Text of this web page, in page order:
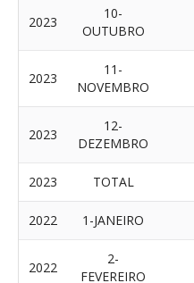
2023
10-
OUTUBRO
2023
11-
NOVEMBRO
2023
12-
DEZEMBRO
2023 TOTAL
2022 1-JANEIRO
2022
2-
FEVEREIRO